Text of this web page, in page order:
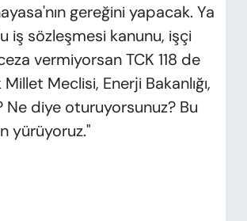
gereğini yapacak. Ya
iş sözleşmesi kanunu, işçi
vermiyorsan TCK 118 de
Meclisi, Enerji Bakanlığı,
Ne diye oturuyorsunuz? Bu
yürüyoruz."